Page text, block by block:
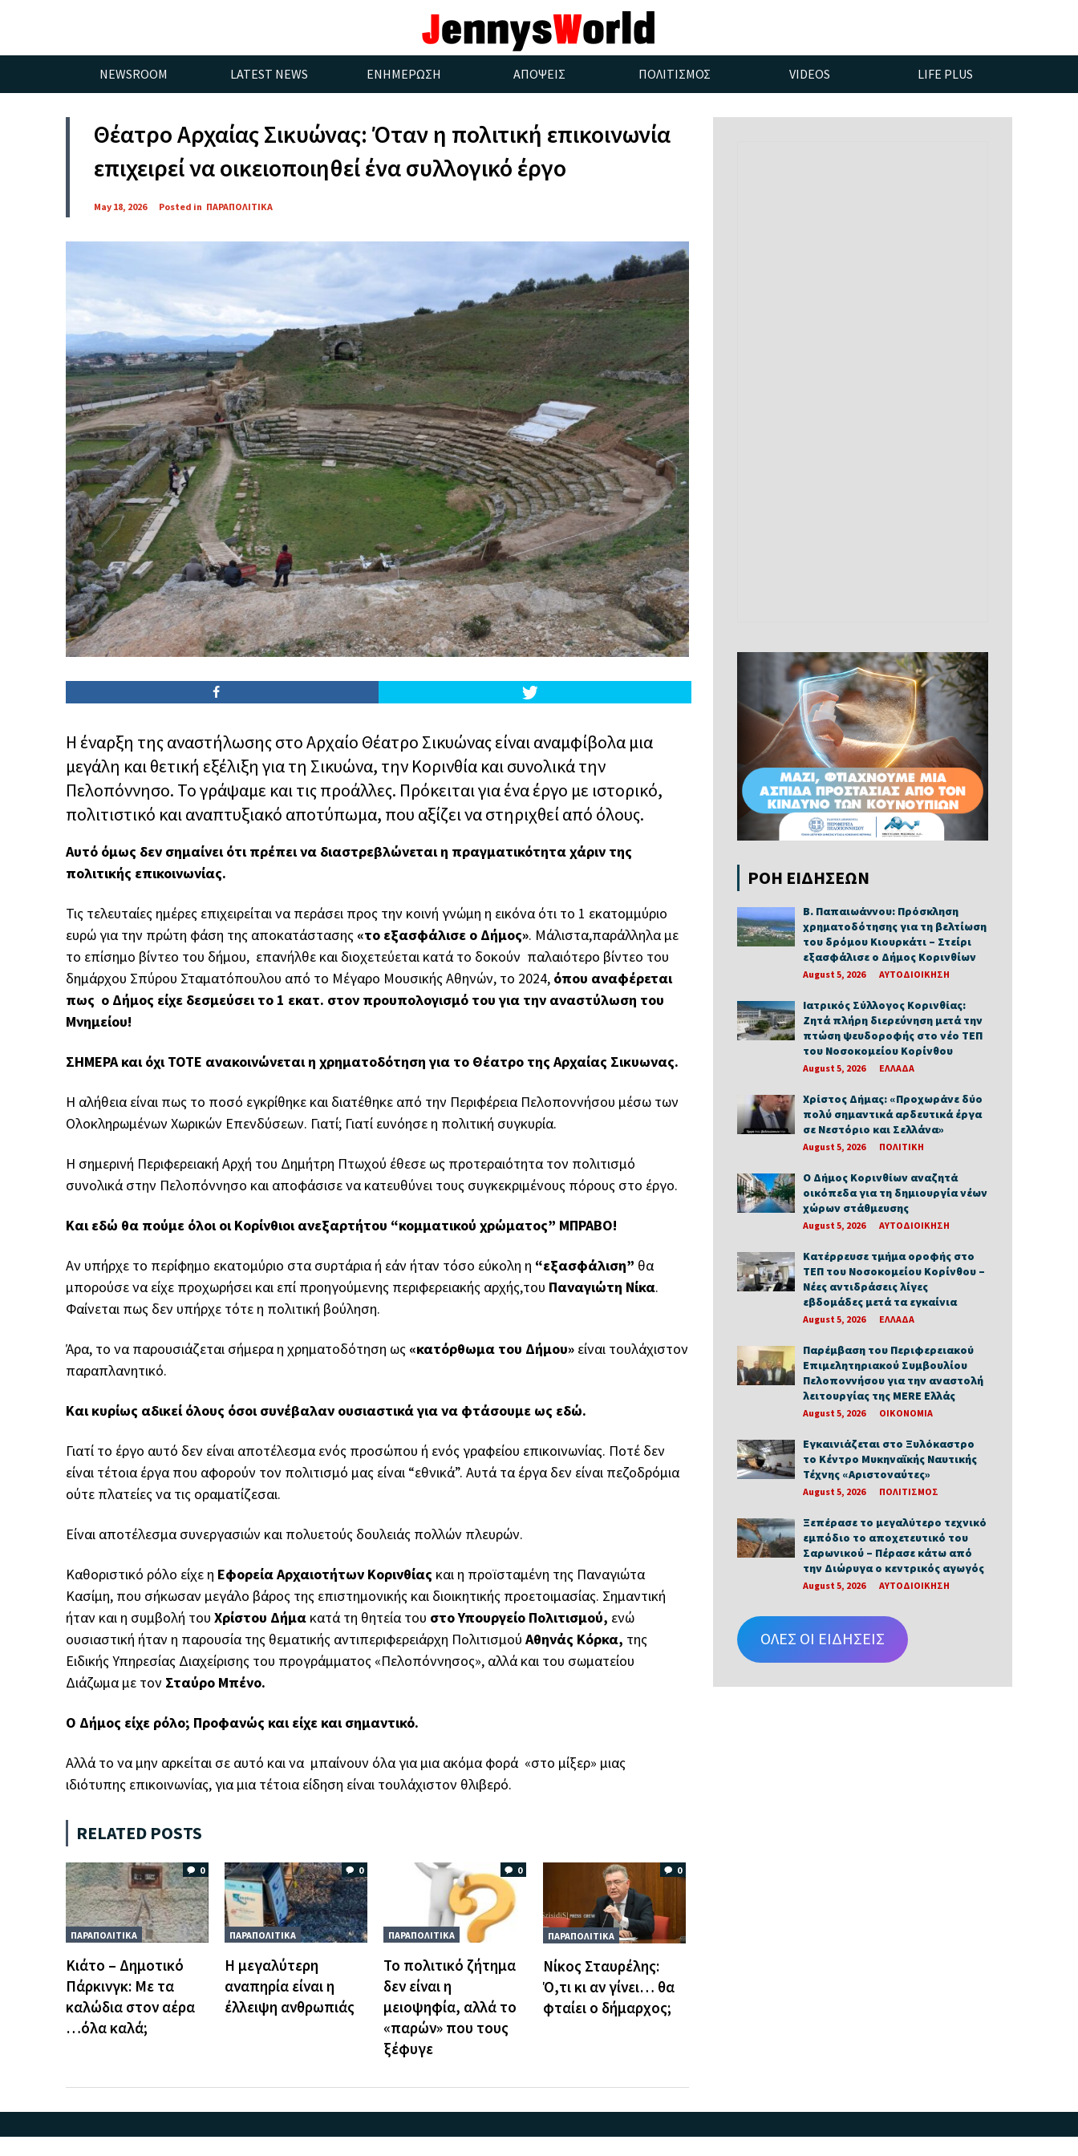
NEWSROOM LATEST NEWS ΕΝΗΜΕΡΩΣΗ ΑΠΟΨΕΙΣ ΠΟΛΙΤΙΣΜΟΣ VIDEOS LIFE PLUS
Θέατρο Αρχαίας Σικυώνας: Όταν η πολιτική επικοινωνία
επιχειρεί να οικειοποιηθεί ένα συλλογικό έργο
May 18, 2026 Posted in ΠΑΡΑΠΟΛΙΤΙΚΑ
Η έναρξη της αναστήλωσης στοΑρχαίο Θέατρο Σικυώναςείναι αναμφίβολα μια
μεγάλη και θετική εξέλιξη για τη Σικυώνα, την Κορινθία και συνολικά την
Πελοπόννησο. Το γράψαμε και τις προάλλες. Πρόκειται για ένα έργο με ιστορικό,
πολιτιστικό και αναπτυξιακό αποτύπωμα, που αξίζει να στηριχθεί από όλους.
Αυτό όμως δεν σημαίνει ότι πρέπει να διαστρεβλώνεται η πραγματικότητα χάριν της
πολιτικής επικοινωνίας.
Τις τελευταίες ημέρες επιχειρείται να περάσει προς την κοινή γνώμη η εικόνα ότι το 1 εκατομμύριο
ευρώ για την πρώτη φάση της αποκατάστασης «το εξασφάλισε ο Δήμος». Μάλιστα,παράλληλα με
το επίσημο βίντεο του δήμου, επανήλθε και διοχετεύεται κατά το δοκούν παλαιότερο βίντεο του
δημάρχου Σπύρου Σταματόπουλου από το Μέγαρο Μουσικής Αθηνών, το 2024, όπου αναφέρεται
πως ο Δήμος είχε δεσμεύσει το 1 εκατ. στον προυπολογισμό του για την αναστύλωση του
Μνημείου!
ΣΗΜΕΡΑ και όχι ΤΟΤΕ ανακοινώνεται η χρηματοδότηση για το Θέατρο της Αρχαίας Σικυωνας.
Η αλήθεια είναι πως το ποσό εγκρίθηκε και διατέθηκε από την Περιφέρεια Πελοποννήσου μέσω των
Ολοκληρωμένων Χωρικών Επενδύσεων. Γιατί; Γιατί ευνόησε η πολιτική συγκυρία.
Η σημερινή Περιφερειακή Αρχή του Δημήτρη Πτωχού έθεσε ως προτεραιότητα τον πολιτισμό
συνολικά στην Πελοπόννησο και αποφάσισε να κατευθύνει τους συγκεκριμένους πόρους στο έργο.
Και εδώ θα πούμε όλοι οι Κορίνθιοι ανεξαρτήτου “κομματικού χρώματος” ΜΠΡΑΒΟ!
Αν υπήρχε το περίφημο εκατομύριο στα συρτάρια ή εάν ήταν τόσο εύκολη η “εξασφάλιση” θα
μπορούσε να είχε προχωρήσει και επί προηγούμενης περιφερειακής αρχής,του Παναγιώτη Νίκα.
Φαίνεται πως δεν υπήρχε τότε η πολιτική βούληση.
Άρα, το να παρουσιάζεται σήμερα η χρηματοδότηση ως «κατόρθωμα του Δήμου» είναι τουλάχιστον
παραπλανητικό.
Και κυρίως αδικεί όλους όσοι συνέβαλαν ουσιαστικά για να φτάσουμε ως εδώ.
Γιατί το έργο αυτό δεν είναι αποτέλεσμα ενός προσώπου ή ενός γραφείου επικοινωνίας. Ποτέ δεν
είναι τέτοια έργα που αφορούν τον πολιτισμό μας είναι “εθνικά”. Αυτά τα έργα δεν είναι πεζοδρόμια
ούτε πλατείες να τις οραματίζεσαι.
Είναι αποτέλεσμα συνεργασιών και πολυετούς δουλειάς πολλών πλευρών.
Καθοριστικό ρόλο είχε η Εφορεία Αρχαιοτήτων Κορινθίας και η προϊσταμένη της Παναγιώτα
Κασίμη, που σήκωσαν μεγάλο βάρος της επιστημονικής και διοικητικής προετοιμασίας. Σημαντική
ήταν και η συμβολή του Χρίστου Δήμα κατά τη θητεία του στο Υπουργείο Πολιτισμού, ενώ
ουσιαστική ήταν η παρουσία της θεματικής αντιπεριφερειάρχη Πολιτισμού Αθηνάς Κόρκα, της
Ειδικής Υπηρεσίας Διαχείρισης του προγράμματος «Πελοπόννησος», αλλά και του σωματείου
Διάζωμαμε τον Σταύρο Μπένο.
Ο Δήμος είχε ρόλο; Προφανώς και είχε και σημαντικό.
Αλλά το να μην αρκείται σε αυτό και να μπαίνουν όλα για μια ακόμα φορά «στο μίξερ» μιας
ιδιότυπης επικοινωνίας, για μια τέτοια είδηση είναι τουλάχιστον θλιβερό.
RELATED POSTS
0
ΠΑΡΑΠΟΛΙΤΙΚΑ
Kιάτο – Δημοτικό
Πάρκινγκ: Mε τα
καλώδια στον αέρα
…όλα καλά;
0
ΠΑΡΑΠΟΛΙΤΙΚΑ
Η μεγαλύτερη
αναπηρία είναι η
έλλειψη ανθρωπιάς
0
ΠΑΡΑΠΟΛΙΤΙΚΑ
Το πολιτικό ζήτημα
δεν είναι η
μειοψηφία, αλλά το
«παρών» που τους
ξέφυγε
0
ΠΑΡΑΠΟΛΙΤΙΚΑ
Νίκος Σταυρέλης:
Ό,τι κι αν γίνει… θα
φταίει ο δήμαρχος;
ΡΟΗ ΕΙΔΗΣΕΩΝ
Β. Παπαιωάννου: Πρόσκληση
χρηματοδότησης για τη βελτίωση
του δρόμου Κιουρκάτι – Στείρι
εξασφάλισε ο Δήμος Κορινθίων
August 5, 2026 ΑΥΤΟΔΙΟΙΚΗΣΗ
Ιατρικός Σύλλογος Κορινθίας:
Ζητά πλήρη διερεύνηση μετά την
πτώση ψευδοροφής στο νέο ΤΕΠ
του Νοσοκομείου Κορίνθου
August 5, 2026 ΕΛΛΑΔΑ
Χρίστος Δήμας: «Προχωράνε δύο
πολύ σημαντικά αρδευτικά έργα
σε Νεστόριο και Σελλάνα»
August 5, 2026 ΠΟΛΙΤΙΚΗ
Ο Δήμος Κορινθίων αναζητά
οικόπεδα για τη δημιουργία νέων
χώρων στάθμευσης
August 5, 2026 ΑΥΤΟΔΙΟΙΚΗΣΗ
Κατέρρευσε τμήμα οροφής στο
ΤΕΠ του Νοσοκομείου Κορίνθου –
Νέες αντιδράσεις λίγες
εβδομάδες μετά τα εγκαίνια
August 5, 2026 ΕΛΛΑΔΑ
Παρέμβαση του Περιφερειακού
Επιμελητηριακού Συμβουλίου
Πελοποννήσου για την αναστολή
λειτουργίας της MERE Ελλάς
August 5, 2026 ΟΙΚΟΝΟΜΙΑ
Εγκαινιάζεται στο Ξυλόκαστρο
το Κέντρο Μυκηναϊκής Ναυτικής
Τέχνης «Αριστοναύτες»
August 5, 2026 ΠΟΛΙΤΙΣΜΟΣ
Ξεπέρασε το μεγαλύτερο τεχνικό
εμπόδιο το αποχετευτικό του
Σαρωνικού – Πέρασε κάτω από
την Διώρυγα ο κεντρικός αγωγός
August 5, 2026 ΑΥΤΟΔΙΟΙΚΗΣΗ
ΟΛΕΣ ΟΙ ΕΙΔΗΣΕΙΣ